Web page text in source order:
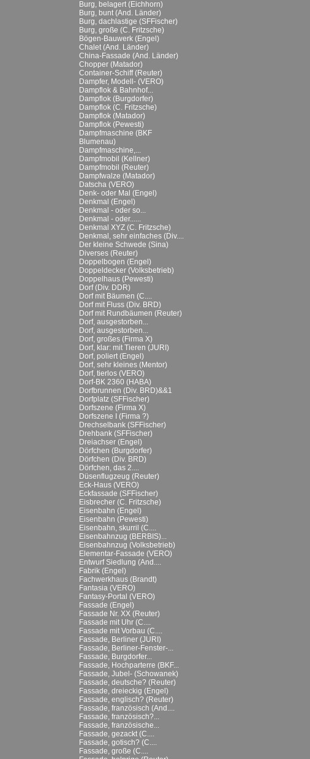
Burg, belagert (Eichhorn)
Burg, bunt (And. Länder)
Burg, dachlastige (SFFischer)
Burg, große (C. Fritzsche)
Bögen-Bauwerk (Engel)
Chalet (And. Länder)
China-Fassade (And. Länder)
Chopper (Matador)
Container-Schiff (Reuter)
Dampfer, Modell- (VERO)
Dampflok & Bahnhof...
Dampflok (Burgdorfer)
Dampflok (C. Fritzsche)
Dampflok (Matador)
Dampflok (Pewesti)
Dampfmaschine (BKF
Blumenau)
Dampfmaschine,...
Dampfmobil (Kellner)
Dampfmobil (Reuter)
Dampfwalze (Matador)
Datscha (VERO)
Denk- oder Mal (Engel)
Denkmal (Engel)
Denkmal - oder so...
Denkmal - oder......
Denkmal XYZ (C. Fritzsche)
Denkmal, sehr einfaches (Div....
Der kleine Schwede (Sina)
Diverses (Reuter)
Doppelbogen (Engel)
Doppeldecker (Volksbetrieb)
Doppelhaus (Pewesti)
Dorf (Div. DDR)
Dorf mit Bäumen (C....
Dorf mit Fluss (Div. BRD)
Dorf mit Rundbäumen (Reuter)
Dorf, ausgestorben...
Dorf, ausgestorben...
Dorf, großes (Firma X)
Dorf, klar: mit Tieren (JURI)
Dorf, poliert (Engel)
Dorf, sehr kleines (Mentor)
Dorf, tierlos (VERO)
Dorf-BK 2360 (HABA)
Dorfbrunnen (Div. BRD)&&1
Dorfplatz (SFFischer)
Dorfszene (Firma X)
Dorfszene I (Firma ?)
Drechselbank (SFFischer)
Drehbank (SFFischer)
Dreiachser (Engel)
Dörfchen (Burgdorfer)
Dörfchen (Div. BRD)
Dörfchen, das 2....
Düsenflugzeug (Reuter)
Eck-Haus (VERO)
Eckfassade (SFFischer)
Eisbrecher (C. Fritzsche)
Eisenbahn (Engel)
Eisenbahn (Pewesti)
Eisenbahn, skurril (C....
Eisenbahnzug (BERBIS)...
Eisenbahnzug (Volksbetrieb)
Elementar-Fassade (VERO)
Entwurf Siedlung (And....
Fabrik (Engel)
Fachwerkhaus (Brandt)
Fantasia (VERO)
Fantasy-Portal (VERO)
Fassade (Engel)
Fassade Nr. XX (Reuter)
Fassade mit Uhr (C....
Fassade mit Vorbau (C....
Fassade, Berliner (JURI)
Fassade, Berliner-Fenster-...
Fassade, Burgdorfer...
Fassade, Hochparterre (BKF...
Fassade, Jubel- (Schowanek)
Fassade, deutsche? (Reuter)
Fassade, dreieckig (Engel)
Fassade, englisch? (Reuter)
Fassade, französisch (And....
Fassade, französisch?...
Fassade, französische...
Fassade, gezackt (C....
Fassade, gotisch? (C....
Fassade, große (C....